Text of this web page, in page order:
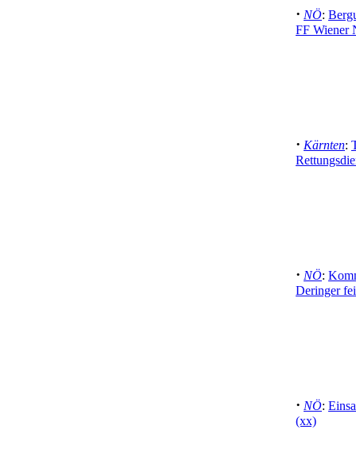
· NÖ:
FF Wiener
· Kärnten:
· NÖ:
Deringer
· NÖ:
(xx)